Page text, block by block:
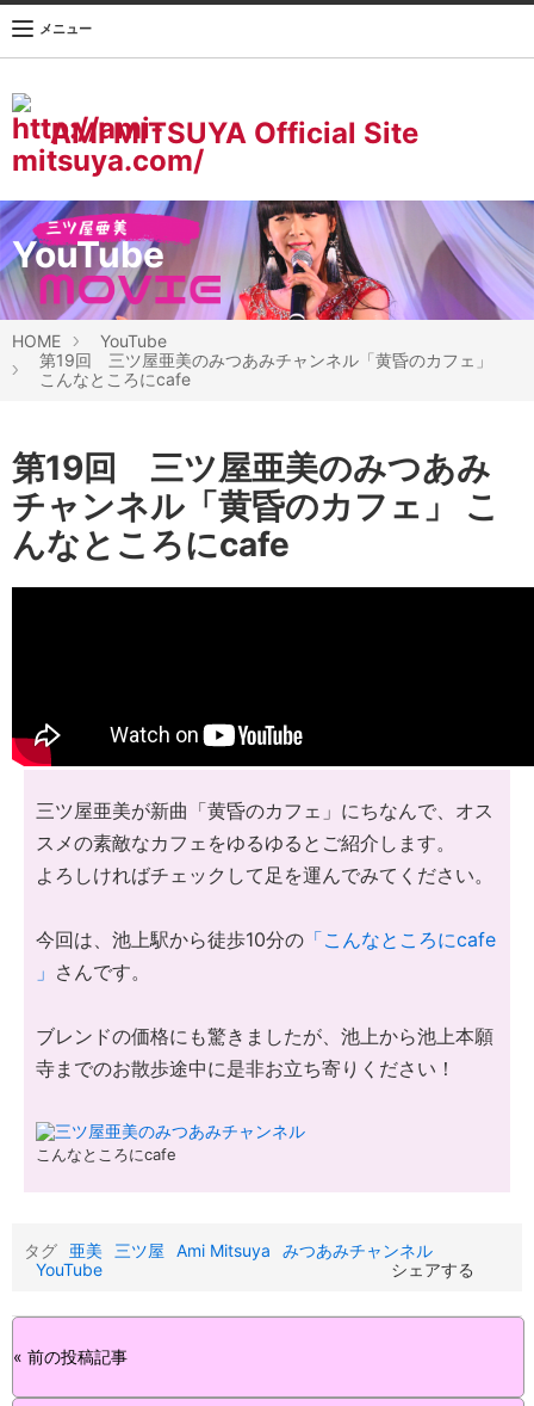
AMI MITSUYA Official Site
メニュー
YouTube
HOME
YouTube
第19回 三ツ屋亜美のみつあみチャンネル「黄昏のカフェ」
こんなところにcafe
第19回 三ツ屋亜美のみつあみ
チャンネル「黄昏のカフェ」 こ
んなところにcafe
三ツ屋亜美が新曲「黄昏のカフェ」にちなんで、オス
スメの素敵なカフェをゆるゆるとご紹介します。
よろしければチェックして足を運んでみてください。
今回は、池上駅から徒歩10分の 「こんなところにcafe
」 さんです。
ブレンドの価格にも驚きましたが、池上から池上本願
寺までのお散歩途中に是非お立ち寄りください！
こんなところにcafe
タグ 亜美 三ツ屋 Ami Mitsuya
みつあみチャンネル
YouTube
シェアする
« 前の投稿記事